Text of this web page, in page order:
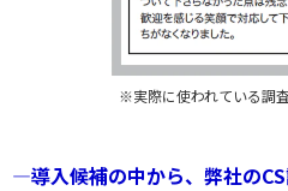
※実際に使われている調
―導入候補の中から、弊社の